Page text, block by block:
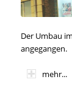
Der Umbau
angegangen.
mehr...